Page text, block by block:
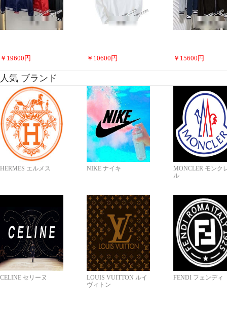
￥ 19600 円 ￥ 10600 円 ￥ 15600 円
人気 ブランド
HERMES エルメス NIKE ナイキ
MONCLER モンク
ル
CELINE セリーヌ
LOUIS VUITTON ルイ
ヴィトン
FENDI フェンディ